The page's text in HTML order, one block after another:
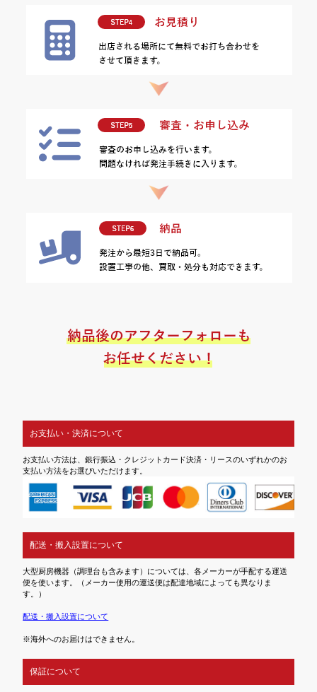
お支払い・決済について
お支払い方法は、銀行振込・クレジットカード決済・リースのいずれかのお
支払い方法をお選びいただけます。
配送・搬入設置について
大型厨房機器（調理台も含みます）については、各メーカーが手配する運送
便を使います。（メーカー使用の運送便は配達地域によっても異なりま
す。）
配送・搬入設置について
※海外へのお届けはできません。
保証について